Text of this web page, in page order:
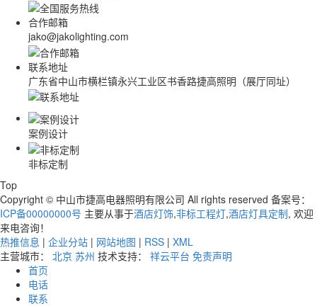
合作邮箱
jako@jakolighting.com
联系地址
广东省中山市横栏镇永兴工业区书香路捷高照明（展厅同址）
案例设计
非标定制
Top
Copyright © 中山市捷高电器照明有限公司 All rights reserved 备案号：
ICP备00000000号 主要从事于酒店灯饰,非标工程灯,酒店灯具定制, 欢迎
来电咨询！
热推信息 | 企业分站 | 网站地图 | RSS | XML
主营城市： 北京 苏州 技术支持： 祥云平台 免责声明
首页
电话
联系